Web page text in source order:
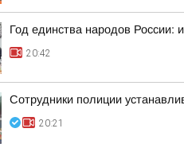
Год единства народов России:
20:42
Сотрудники полиции
20:21